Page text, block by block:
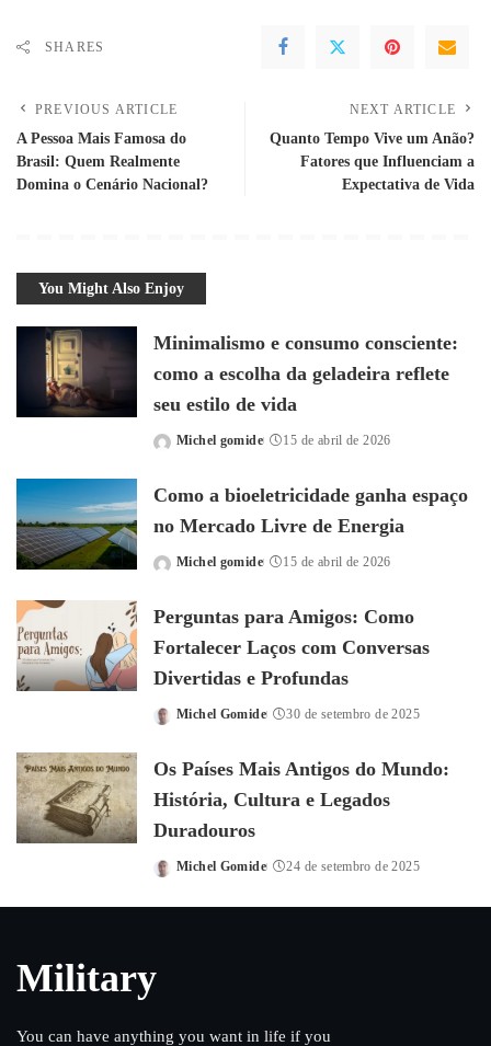
SHARES
PREVIOUS ARTICLE
A Pessoa Mais Famosa do
Brasil: Quem Realmente
Domina o Cenário Nacional?
NEXT ARTICLE
Quanto Tempo Vive um Anão?
Fatores que Influenciam a
Expectativa de Vida
You Might Also Enjoy
Minimalismo e consumo consciente:
como a escolha da geladeira reflete
seu estilo de vida
Posted
Michel gomide 15 de abril de 2026
Como a bioeletricidade ganha espaço
no Mercado Livre de Energia
Posted
Michel gomide 15 de abril de 2026
Perguntas para Amigos: Como
Fortalecer Laços com Conversas
Divertidas e Profundas
Posted
Michel Gomide 30 de setembro de 2025
Os Países Mais Antigos do Mundo:
História, Cultura e Legados
Duradouros
Posted
Michel Gomide 24 de setembro de 2025
Military
You can have anything you want in life if you